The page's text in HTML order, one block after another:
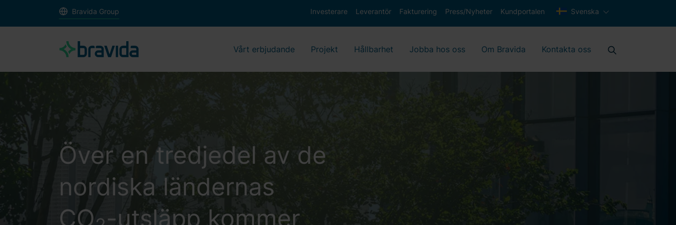
Bravida Group Investerare Leverantör Fakturering Press/Nyheter Kundportalen Svenska
Vårt erbjudande Projekt Hållbarhet Jobba hos oss Om Bravida Kontakta oss
Över en tredjedel av de
nordiska ländernas
CO -utsläpp kommer